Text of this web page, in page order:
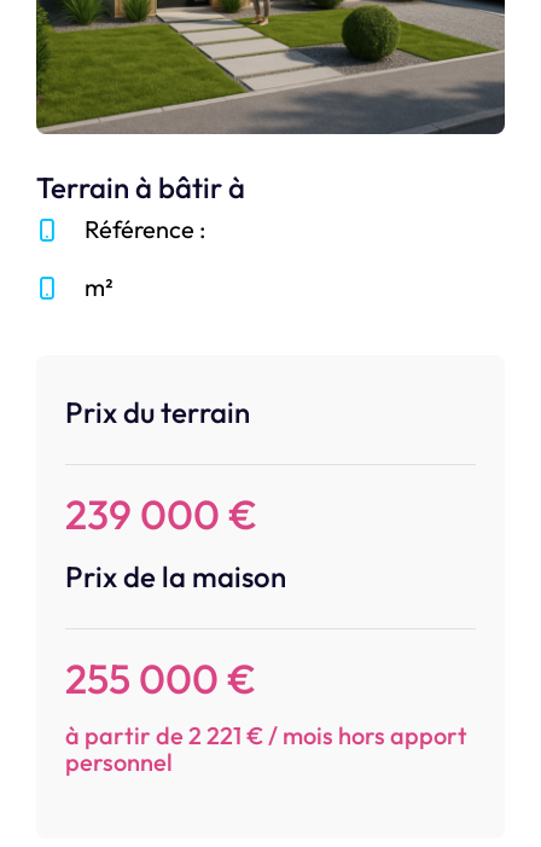
Prix du terrain
239 000 €
Prix de la maison
255 000 €
à partir de 2 221 € / mois hors apport
personnel
Terrain à bâtir à
Référence :
m²